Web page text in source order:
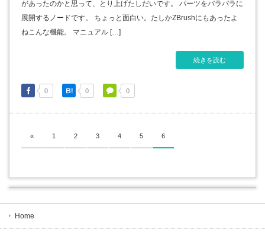
があったのかと思って、とり上げたしだいです。 パーツをバラバラに
展開するノードです。 ちょっと面白い。たしかZBrushにもあったよ
ねこんな機能。 マニュアル […]
続きを読む
0 0 0
« 1 2 3 4 5 6
Home